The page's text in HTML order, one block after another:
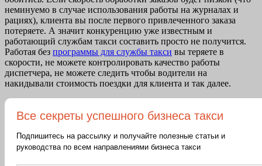
неминуемо в случае использования работы на журналах и
рациях), клиента вы после первого привлеченного заказа
потеряете. А значит конкуренцию уже известным и
работающий службам такси составить просто не получится.
Работая без программы для службы такси вы теряете в
скорости, не можете контролировать качество работы
диспетчера, не можете следить чтобы водители на
накидывали стоимость поездки для клиента и так далее.
Все секреты успешного бизнеса такси
Подпишитесь на рассылку и получайте полезные статьи и
руководства по всем направлениями бизнеса такси